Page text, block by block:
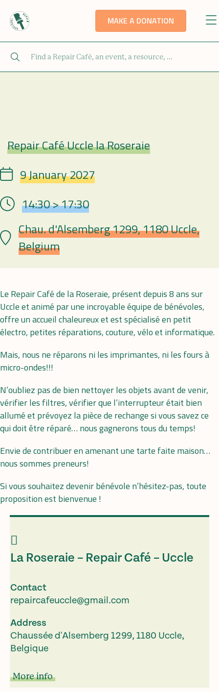
MAKE A DONATION
Repair Café
Repair Café Uccle la Roseraie
Date 9 January 2027
Hour 14:30 > 17:30
Lieu Chau. d'Alsemberg 1299, 1180 Uccle,
Belgium
Le Repair Café de la Roseraie, présent depuis 8 ans sur
Uccle et animé par une incroyable équipe de bénévoles,
offre un accueil chaleureux et est spécialisé en petit
électro, petites réparations, couture, vélo et informatique.
Mais, nous ne réparons ni les imprimantes, ni les fours à
micro-ondes!!!
N’oubliez pas de bien nettoyer les objets avant de venir,
vérifier les filtres, vérifier que l’interrupteur était bien
allumé et prévoyez la pièce de rechange si vous savez ce
qui doit être réparé… nous gagnerons tous du temps!
Envie de contribuer en amenant une tarte faite maison…
nous sommes preneurs!
Si vous souhaitez devenir bénévole n’hésitez-pas, toute
proposition est bienvenue !
La Roseraie – Repair Café – Uccle
Contact
repaircafeuccle@gmail.com
Address
Chaussée d'Alsemberg 1299, 1180 Uccle,
Belgique
More info